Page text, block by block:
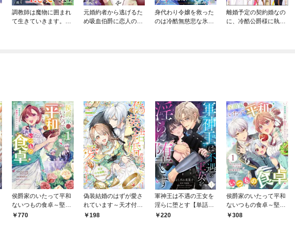
調教師は魔物に囲まれ
て生きていきます。～
元婚約者から逃げるた
め吸血伯爵に恋人のフ
身代わり令嬢を救った
のは冷酷無慈悲な氷の
離婚予定の契約婚なの
に、冷酷公爵様に執着
侯爵家のいたって平和
ないつもの食卓～堅物
侯爵は後妻に事細かに
770
偽装結婚のはずが愛さ
れています～天才付与
術師は隣国で休暇中～
198
軍神王は不遇の王女を
淫らに堕とす【単話
売】 1話
220
侯爵家のいたって平和
ないつもの食卓～堅物
侯爵は後妻に事細かに
308